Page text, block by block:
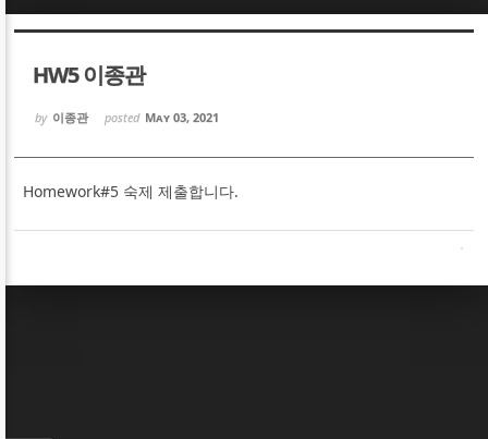
HW5 이종관
by 이종관 posted May 03, 2021
Homework#5 숙제 제출합니다.
Sketchbook5, 스케치북5
Sketchbook5, 스케치북5
Sketchbook5, 스케치북5
Sketchbook5, 스케치북5